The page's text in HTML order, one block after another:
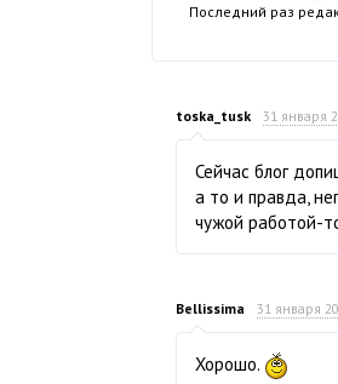
Последний раз
toska_tusk 31 января
Сейчас блог
а то и правда,
чужой работой-
Bellissima 31 января
Хорошо.